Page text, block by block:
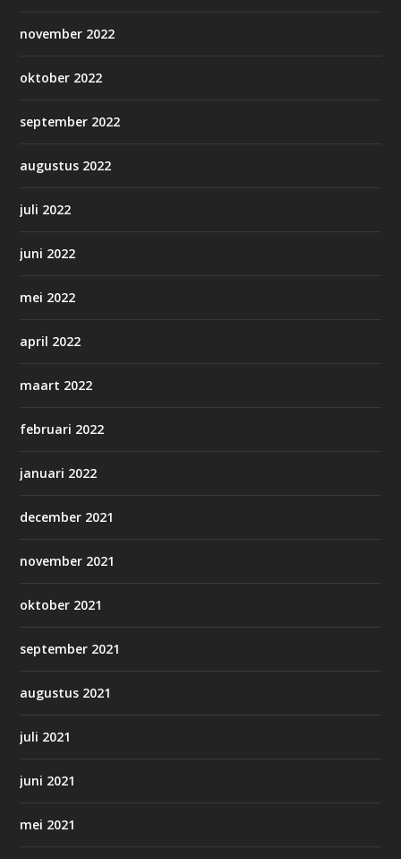
november 2022
oktober 2022
september 2022
augustus 2022
juli 2022
juni 2022
mei 2022
april 2022
maart 2022
februari 2022
januari 2022
december 2021
november 2021
oktober 2021
september 2021
augustus 2021
juli 2021
juni 2021
mei 2021